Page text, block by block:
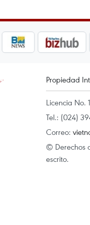
Propiedad
Licencia No.
Tel.: (024)
Correo:
© Derechos
escrito.